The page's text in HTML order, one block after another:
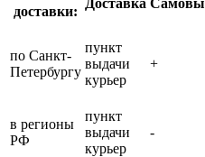
доставки:
Доставка
по Санкт-
Петербургу
пункт
выдачи
курьер
+
в регионы
РФ
пункт
выдачи
курьер
-